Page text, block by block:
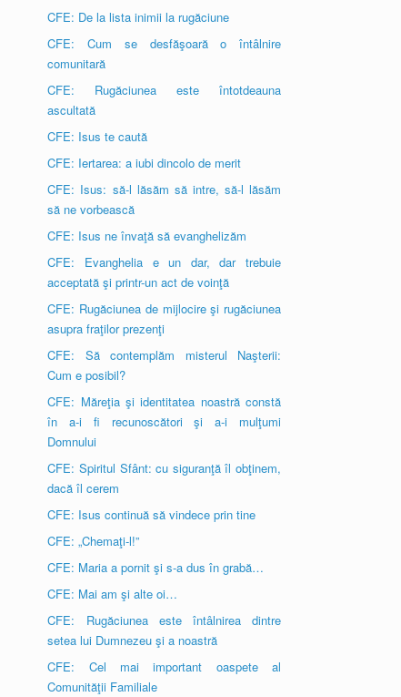
CFE: De la lista inimii la rugăciune
CFE: Cum se desfăşoară o întâlnire
comunitară
CFE: Rugăciunea este întotdeauna
ascultată
CFE: Isus te caută
CFE: Iertarea: a iubi dincolo de merit
CFE: Isus: să-l lăsăm să intre, să-l lăsăm
să ne vorbească
CFE: Isus ne învaţă să evanghelizăm
CFE: Evanghelia e un dar, dar trebuie
acceptată şi printr-un act de voinţă
CFE: Rugăciunea de mijlocire şi rugăciunea
asupra fraţilor prezenţi
CFE: Să contemplăm misterul Naşterii:
Cum e posibil?
CFE: Măreţia şi identitatea noastră constă
în a-i fi recunoscători şi a-i mulţumi
Domnului
CFE: Spiritul Sfânt: cu siguranţă îl obţinem,
dacă îl cerem
CFE: Isus continuă să vindece prin tine
CFE: „Chemaţi-l!”
CFE: Maria a pornit şi s-a dus în grabă…
CFE: Mai am şi alte oi…
CFE: Rugăciunea este întâlnirea dintre
setea lui Dumnezeu şi a noastră
CFE: Cel mai important oaspete al
Comunităţii Familiale